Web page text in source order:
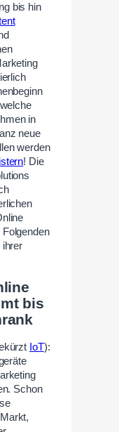
bis hin
in
neue
werden
! Die
ihrer
bis
IoT):
Schon